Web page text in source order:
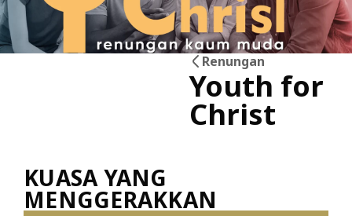
Renungan
Youth for
Christ
KUASA YANG
MENGGERAKKAN